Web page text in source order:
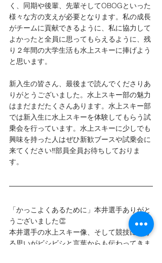
く、同期や後輩、先輩そしてOBOGといった
様々な方の支えが必要となります。私の成長
がチームに貢献できるように、私に協力して
よかったと全員に思ってもらえるように、残
り２年間の大学生活も水上スキーに捧げよう
と思います。
新入生の皆さん、最後まで読んでくださりあ
りがとうございました。水上スキー部の魅力
はまだまだたくさんあります。水上スキー部
では新入生に水上スキーを体験してもらう試
乗会を行っています。水上スキーに少しでも
興味を持った人はぜひ新歓ブースや試乗会に
来てください‼️部員全員お待ちしておりま
す。
「かっこよくあるために」本井選手ありがと
うございました👏
本井選手の水上スキー像、そして競技にかけ
る思いがビシビシと言葉からも伝わってきま